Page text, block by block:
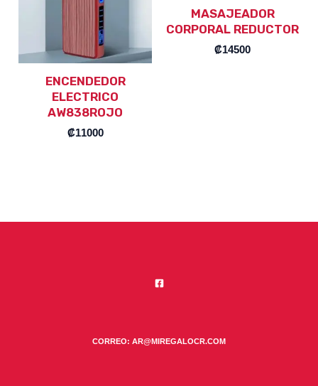
ENCENDEDOR
ELECTRICO
AW838ROJO
₡11000
MASAJEADOR
CORPORAL REDUCTOR
₡14500
CORREO: AR@MIREGALOCR.COM